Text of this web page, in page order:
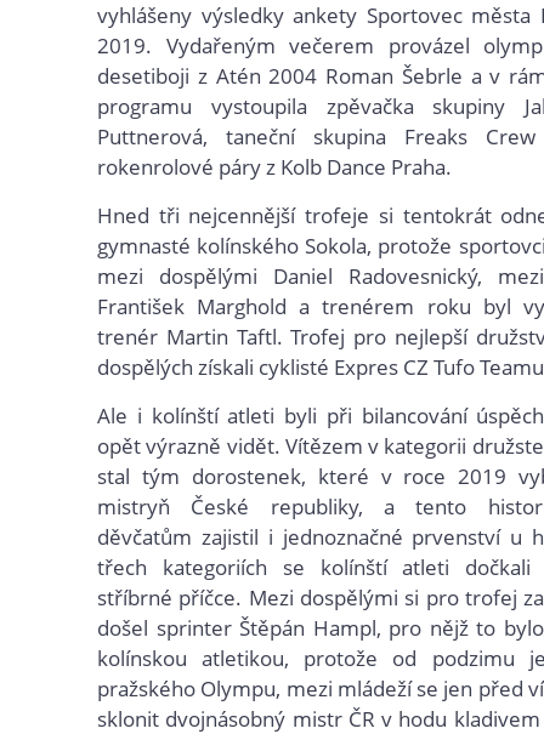
vyhlášeny výsledky ankety Sportovec města
2019. Vydařeným večerem provázel
desetiboji z Atén 2004 Roman Šebrle a v
programu vystoupila zpěvačka skupiny
Puttnerová, taneční skupina Freaks
rokenrolové páry z Kolb Dance Praha.
Hned tři nejcennější trofeje si tentokrát
gymnasté kolínského Sokola, protože
mezi dospělými Daniel Radovesnický,
František Marghold a trenérem roku byl
trenér Martin Taftl. Trofej pro nejlepší
dospělých získali cyklisté Expres CZ Tufo
Ale i kolínští atleti byli při bilancování
opět výrazně vidět. Vítězem v kategorii
stal tým dorostenek, které v roce 2019
mistryň České republiky, a tento
děvčatům zajistil i jednoznačné prvenství u
třech kategoriích se kolínští atleti dočkali
stříbrné příčce. Mezi dospělými si pro trofej
došel sprinter Štěpán Hampl, pro nějž to
kolínskou atletikou, protože od podzimu
pražského Olympu, mezi mládeží se jen před
sklonit dvojnásobný mistr ČR v hodu